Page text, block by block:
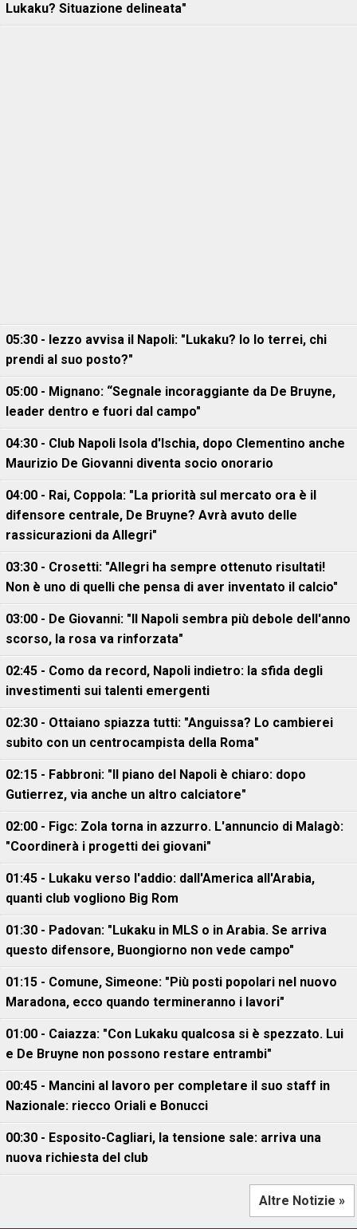
Lukaku? Situazione delineata"
05:30 - Iezzo avvisa il Napoli: "Lukaku? Io lo terrei, chi
prendi al suo posto?"
05:00 - Mignano: “Segnale incoraggiante da De Bruyne,
leader dentro e fuori dal campo"
04:30 - Club Napoli Isola d'Ischia, dopo Clementino anche
Maurizio De Giovanni diventa socio onorario
04:00 - Rai, Coppola: "La priorità sul mercato ora è il
difensore centrale, De Bruyne? Avrà avuto delle
rassicurazioni da Allegri"
03:30 - Crosetti: "Allegri ha sempre ottenuto risultati!
Non è uno di quelli che pensa di aver inventato il calcio"
03:00 - De Giovanni: "Il Napoli sembra più debole dell'anno
scorso, la rosa va rinforzata"
02:45 - Como da record, Napoli indietro: la sfida degli
investimenti sui talenti emergenti
02:30 - Ottaiano spiazza tutti: "Anguissa? Lo cambierei
subito con un centrocampista della Roma"
02:15 - Fabbroni: "Il piano del Napoli è chiaro: dopo
Gutierrez, via anche un altro calciatore"
02:00 - Figc: Zola torna in azzurro. L'annuncio di Malagò:
"Coordinerà i progetti dei giovani"
01:45 - Lukaku verso l'addio: dall'America all'Arabia,
quanti club vogliono Big Rom
01:30 - Padovan: "Lukaku in MLS o in Arabia. Se arriva
questo difensore, Buongiorno non vede campo"
01:15 - Comune, Simeone: "Più posti popolari nel nuovo
Maradona, ecco quando termineranno i lavori"
01:00 - Caiazza: "Con Lukaku qualcosa si è spezzato. Lui
e De Bruyne non possono restare entrambi"
00:45 - Mancini al lavoro per completare il suo staff in
Nazionale: riecco Oriali e Bonucci
00:30 - Esposito-Cagliari, la tensione sale: arriva una
nuova richiesta del club
Altre Notizie »